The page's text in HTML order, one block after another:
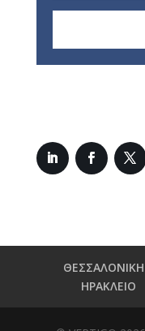
ΘΕΣΣΑΛΟΝΙΚΗ
ΗΡΑΚΛΕΙΟ